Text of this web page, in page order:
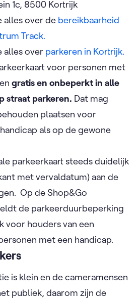
1c, 8500 Kortrijk
alles over de bereikbaarheid
Track.
alles over parkeren in Kortrijk.
voor personen met
gratis en onbeperkt in alle
straat parkeren. Dat mag
plaatsen voor
als op de gewone
parkeerkaart steeds duidelijk
met vervaldatum) aan de
Op de Shop&Go
de parkeerduurbeperking
voor houders van een
met een handicap.
is klein en de cameramensen
publiek, daarom zijn de